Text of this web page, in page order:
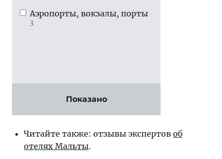
Показано
Аэропорты, вокзалы, порты
3
Читайте также: отзывы экспертов об
отелях Мальты.